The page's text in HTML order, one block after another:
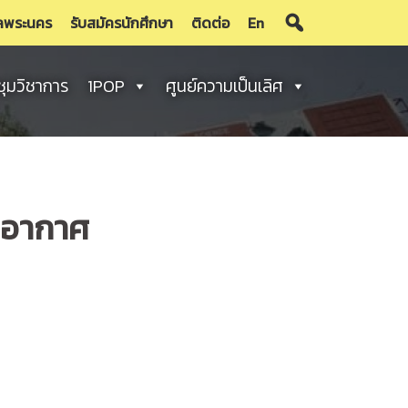
ระนคร รับสมัครนักศึกษา ติดต่อ En
มวิชาการ 1POP ศูนย์ความเป็นเลิศ
ากาศ